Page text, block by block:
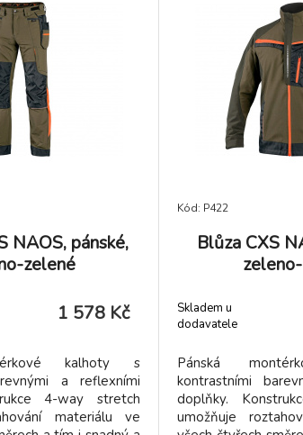
kapsami na
kapsami na zip,
na levém rukávu,
a bočních částech
kapsou na zip a
podšívkou.
strojírenství,
lehký průmysl,
průmysl, logistika,
dvěma skrytými
zip, dvěma
tužkovou
ventilací v zadní
pod rukávy,
síťovou
Doporučené
stavebnictví,
automobilový
hobby a volný čas.
NAOS, pánské,
zelené
1 578 Kč
kalhoty s
a reflexními
4-way stretch
materiálu ve
Kód: P422
Blůza CXS
Skladem u
dodavatele
Pánská
kontrastními
doplňky.
umožňuje